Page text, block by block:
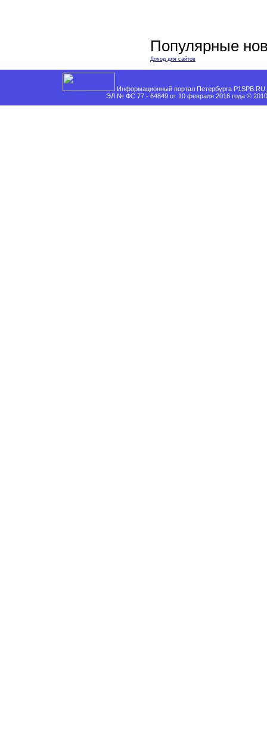
Популярные
Доход для сайтов
Информационный портал Петербурга
ЭЛ № ФС 77 - 64849 от 10 февраля 2016 года ©